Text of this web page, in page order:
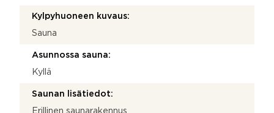
Kylpyhuoneen kuvaus:
Sauna
Asunnossa sauna:
Kyllä
Saunan lisätiedot:
Erillinen saunarakennus